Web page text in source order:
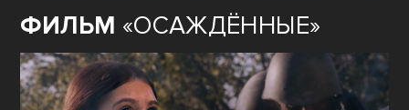
ФИЛЬМ «ОСАЖДЁННЫЕ»